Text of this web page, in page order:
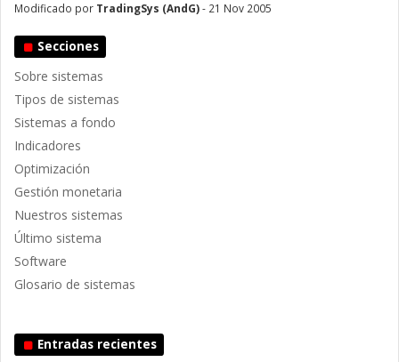
Modificado por TradingSys (AndG)- 21 Nov 2005
Secciones
Sobre sistemas
Tipos de sistemas
Sistemas a fondo
Indicadores
Optimización
Gestión monetaria
Nuestros sistemas
Último sistema
Software
Glosario de sistemas
Entradas recientes